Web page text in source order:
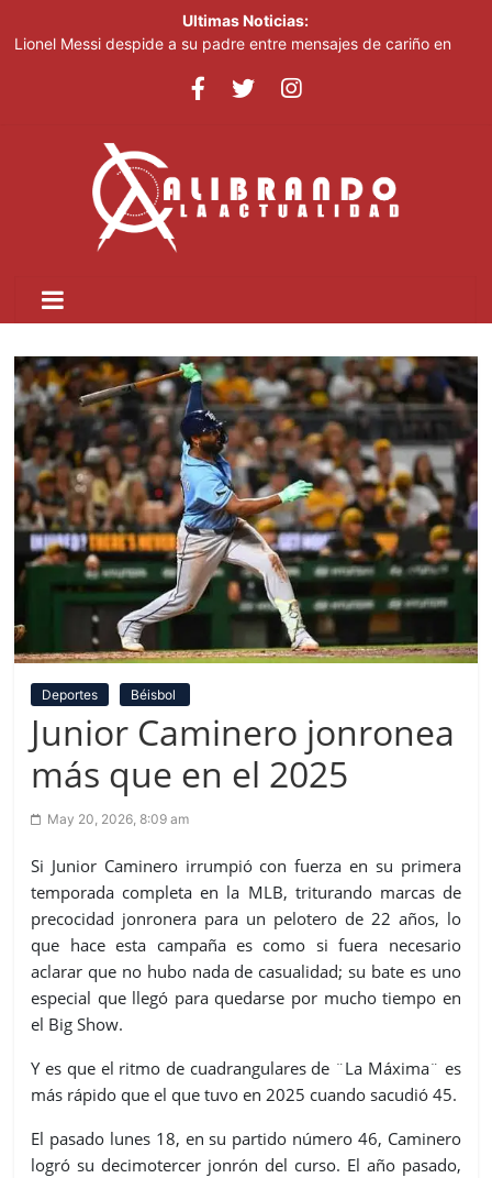
Ultimas Noticias:
Lionel Messi despide a su padre entre mensajes de cariño en
Mamdani despide a empleados haitianos con TPS tras el fin del
embarcación cerca de Liberty Island
Gisselle Mancebo, La Reina del Larimar, presenta la colección
“Cielo, Tierra y Mar Delirio Caribeño” en el Teatro Nacional
Un año después, la Guardia Nacional que desplegó Trump sigue
patrullando Washington
Deportes Béisbol
Junior Caminero jonronea
más que en el 2025
May 20, 2026, 8:09 am
Si Junior Caminero irrumpió con fuerza en su primera
temporada completa en la MLB, triturando marcas de
precocidad jonronera para un pelotero de 22 años, lo
que hace esta campaña es como si fuera necesario
aclarar que no hubo nada de casualidad; su bate es uno
especial que llegó para quedarse por mucho tiempo en
el Big Show.
Y es que el ritmo de cuadrangulares de ¨La Máxima¨ es
más rápido que el que tuvo en 2025 cuando sacudió 45.
El pasado lunes 18, en su partido número 46, Caminero
logró su decimotercer jonrón del curso. El año pasado,